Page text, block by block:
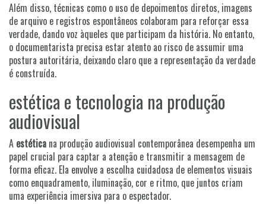
Além disso, técnicas como o uso de depoimentos diretos, imagens
de arquivo e registros espontâneos colaboram para reforçar essa
verdade, dando voz àqueles que participam da história. No entanto,
o documentarista precisa estar atento ao risco de assumir uma
postura autoritária, deixando claro que a representação da verdade
é construída.
estética e tecnologia na produção
audiovisual
A estética na produção audiovisual contemporânea desempenha um
papel crucial para captar a atenção e transmitir a mensagem de
forma eficaz. Ela envolve a escolha cuidadosa de elementos visuais
como enquadramento, iluminação, cor e ritmo, que juntos criam
uma experiência imersiva para o espectador.